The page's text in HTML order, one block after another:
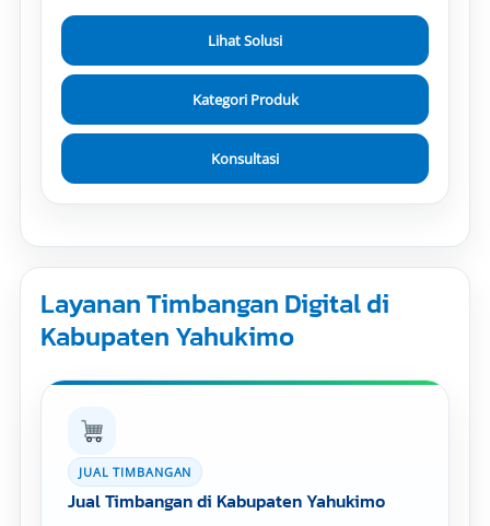
Lihat Solusi
Kategori Produk
Konsultasi
Layanan Timbangan Digital di
Kabupaten Yahukimo
JUAL TIMBANGAN
Jual Timbangan di Kabupaten Yahukimo